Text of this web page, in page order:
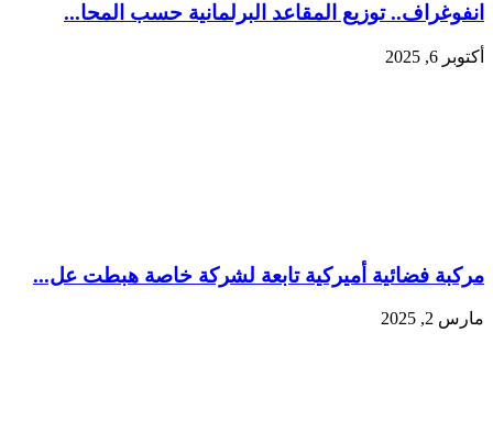
انفوغراف.. توزيع المقاعد البرلمانية حسب المحا...
أكتوبر 6, 2025
مركبة فضائية أميركية تابعة لشركة خاصة هبطت عل...
مارس 2, 2025